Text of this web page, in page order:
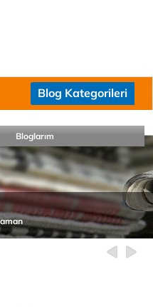
Blog Kategorileri
Bloglarım